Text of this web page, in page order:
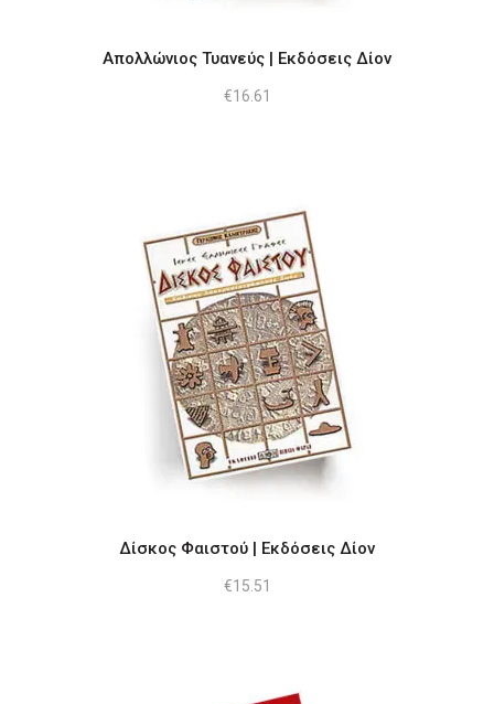
Απολλώνιος Τυανεύς | Εκδόσεις Δίον
€16.61
Δίσκος Φαιστού | Εκδόσεις Δίον
€15.51